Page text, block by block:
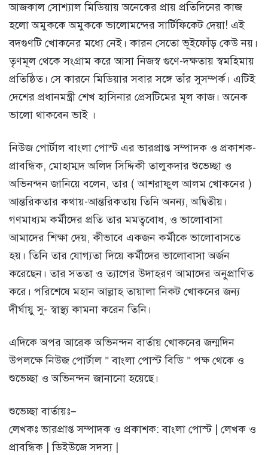
আজকাল সোশ্যাল মিডিয়ায় অনেকের প্রায় প্রতিদিনের কাজ
হলো অমুককে অমুককে ভালোমন্দের সার্টিফিকেট দেয়া! এই
বদগুণটি খোকনের মধ্যে নেই। কারন সেতো ভূইফোঁড় কেউ নয়।
তৃণমূল থেকে সংগ্রাম করে আসা নিজস্ব গুণে-দক্ষতায় স্বমহিমায়
প্রতিষ্ঠিত। সে কারনে মিডিয়ার সবার সঙ্গে তাঁর সুসম্পর্ক। এটিই
দেশের প্রধানমন্ত্রী শেখ হাসিনার প্রেসটিমের মূল কাজ। অনেক
ভালো থাকবেন ভাই ।
নিউজ পোর্টাল বাংলা পোস্ট এর ভারপ্রাপ্ত সম্পাদক ও প্রকাশক-
প্রাবন্ধিক, মোহাম্মদ অলিদ সিদ্দিকী তালুকদার শুভেচ্ছা ও
অভিনন্দন জানিয়ে বলেন, তার ( আশরাফুল আলম খোকনের )
আন্তরিকতার কথায়-আন্তরিকতায় তিনি অনন্য, অদ্বিতীয়।
গণমাধ্যম কর্মীদের প্রতি তার মমত্ববোধ, ও ভালোবাসা
আমাদের শিক্ষা দেয়, কীভাবে একজন কর্মীকে ভালোবাসতে
হয়। তিনি তার যোগ্যতা দিয়ে কর্মীদের ভালোবাসা অর্জন
করেছেন। তার সততা ও ত্যাগের উদাহরণ আমাদের অনুপ্রাণিত
করে। পরিশেষে মহান আল্লাহ তায়ালা নিকট খোকনের জন্য
দীর্ঘায়ু সু- স্বাস্থ্য কামনা করেন তিনি।
এদিকে অপর আরেক অভিনন্দন বার্তায় খোকনের জন্মদিন
উপলক্ষে নিউজ পোর্টাল ” বাংলা পোস্ট বিডি ” পক্ষ থেকে ও
শুভেচ্ছা ও অভিনন্দন জানানো হয়েছে।
শুভেচ্ছা বার্তায়ঃ–
লেখকঃ ভারপ্রাপ্ত সম্পাদক ও প্রকাশক: বাংলা পোস্ট | লেখক ও
প্রাবন্ধিক | ডিইউজে সদস্য |